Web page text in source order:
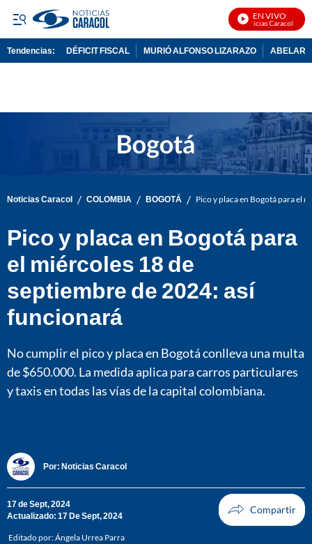
EN VIVO
Noticias Caracol En
Tendencias: DÉFICIT FISCAL MURIÓ ALFONSO LIZARAZO
Noticias Caracol / COLOMBIA / BOGOTÁ / Pico y placa en Bogotá para el
Pico y placa en Bogotá para
el miércoles 18 de
septiembre de 2024: así
funcionará
No cumplir el pico y placa en Bogotá conlleva una multa
de $650.000. La medida aplica para carros particulares
y taxis en todas las vías de la capital colombiana.
Por: Noticias Caracol
17 de Sept, 2024
Actualizado: 17 De Sept, 2024
Editado por:Ángela Urrea Parra